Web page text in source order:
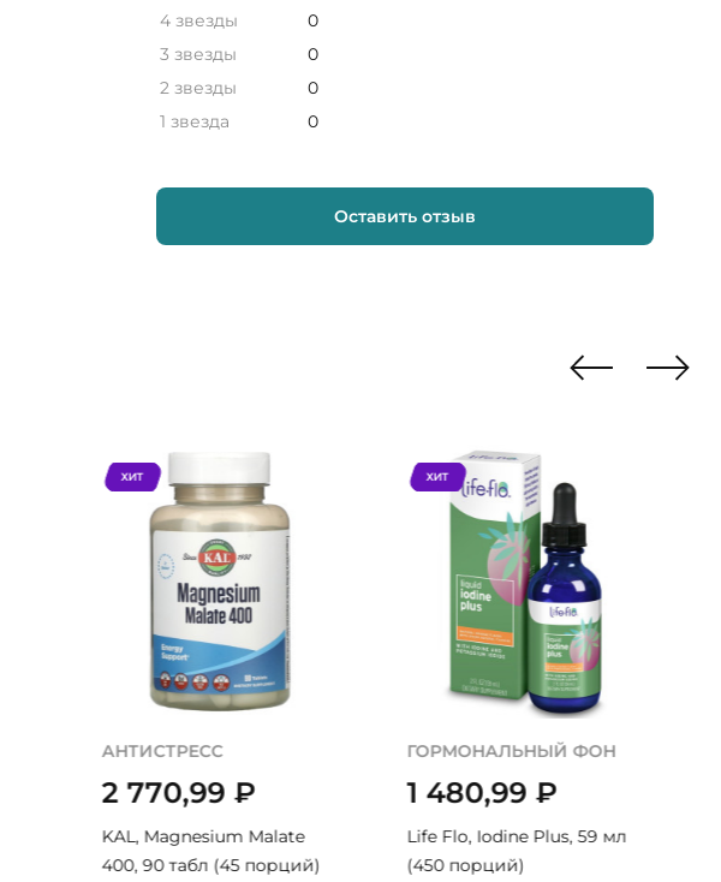
4 звезды
0
3 звезды
0
2 звезды
0
1 звезда
0
Оставить отзыв
ХИТ
АНТИСТРЕСС
2 770,99₽
KAL, Magnesium Malate
400, 90 табл (45 порций)
ХИТ
ГОРМОНАЛЬНЫЙ ФОН
1 480,99₽
Life Flo, Iodine Plus, 59 мл
(450 порций)